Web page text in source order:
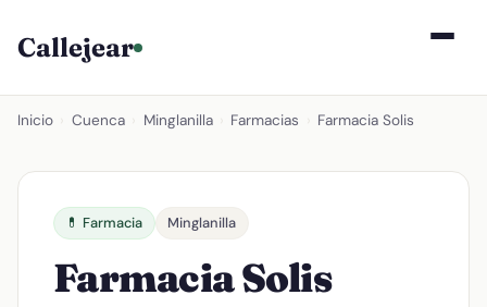
Callejear
Inicio Cuenca Minglanilla Farmacias Farmacia Solis
💊 Farmacia Minglanilla
Farmacia Solis